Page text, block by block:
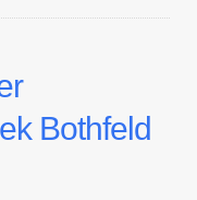
Bothfeld